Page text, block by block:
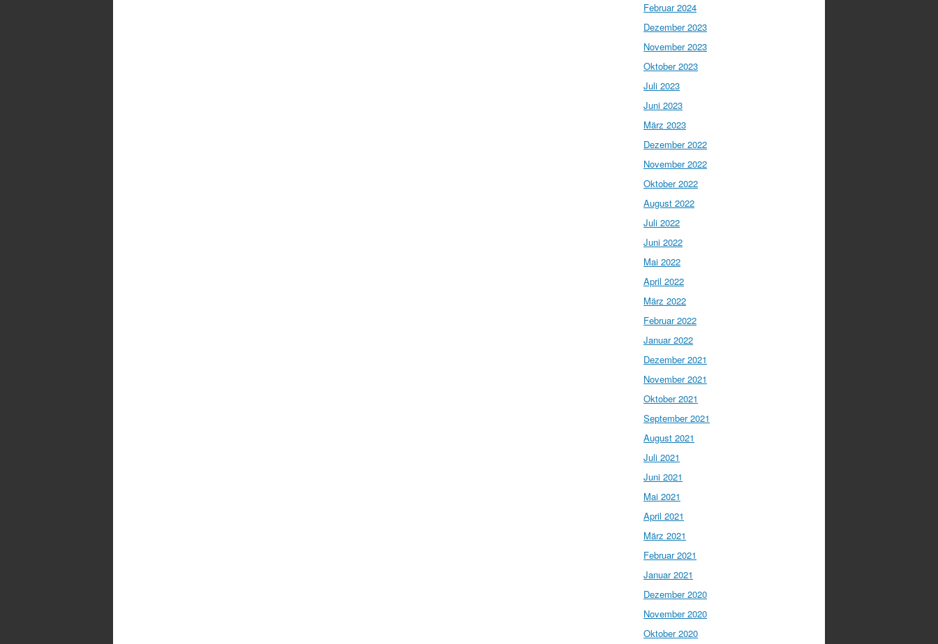
Februar 2024
Dezember 2023
November 2023
Oktober 2023
Juli 2023
Juni 2023
März 2023
Dezember 2022
November 2022
Oktober 2022
August 2022
Juli 2022
Juni 2022
Mai 2022
April 2022
März 2022
Februar 2022
Januar 2022
Dezember 2021
November 2021
Oktober 2021
September 2021
August 2021
Juli 2021
Juni 2021
Mai 2021
April 2021
März 2021
Februar 2021
Januar 2021
Dezember 2020
November 2020
Oktober 2020